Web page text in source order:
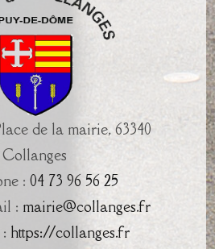
de la mairie, 63340
Collanges
: 04 73 96 56 25
: mairie@collanges.fr
https://collanges.fr